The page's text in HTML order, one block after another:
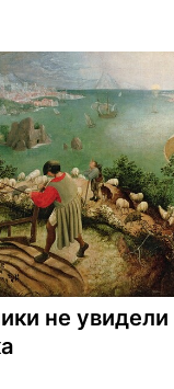
не увидели